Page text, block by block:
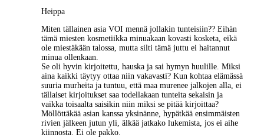
Heippa
Miten tällainen asia VOI mennä jollakin tunteisiin?? Eihän
tämä miesten kosmetiikka minuakaan kovasti kosketa, eikä
ole miestäkään talossa, mutta silti tämä juttu ei haitannut
minua ollenkaan.
Se oli hyvin kirjoitettu, hauska ja sai hymyn huulille. Miksi
aina kaikki täytyy ottaa niin vakavasti? Kun kohtaa elämässä
suuria murheita ja tuntuu, että maa murenee jalkojen alla, ei
tällaiset kirjoitukset saa todellakaan tunteita sekaisin ja
vaikka toisaalta saisikin niin miksi se pitää kirjoittaa?
Möllöttäkää asian kanssa yksinänne, hypätkää ensimmäisten
rivien jälkeen jutun yli, älkää jatkako lukemista, jos ei aihe
kiinnosta. Ei ole pakko.